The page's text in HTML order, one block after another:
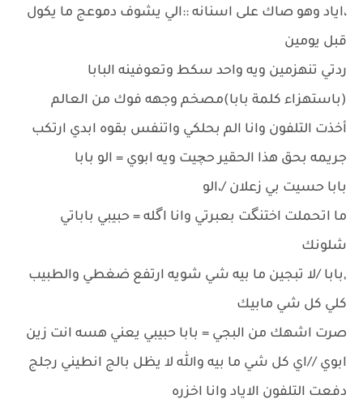
،اياد وهو صاك على اسنانه ::الي يشوف دموعج ما يكول
قبل يومين
ردتي تنهزمين ويه واحد سكط وتعوفينه البابا
(باستهزاء كلمة بابا)مصخم وجهه فوك من العالم
أخذت التلفون وانا الم بحلكي واتنفس بقوه ابدي ارتكب
جريمه بحق هذا الحقير حچيت ويه ابوي = الو بابا
بابا حسيت بي زعلان /،الو
ما اتحملت اختنگت بعبرتي وانا اگله = حبيبي باباتي
شلونك
,بابا /لا تبجين ما بيه شي شويه ارتفع ضغطي والطبيب
كلي كل شي مابيك
صرت اشهك من البجي = بابا حبيبي يعني هسه انت زين
ابوي //اي كل شي ما بيه والله لا يظل بالج انطيني رجلج
دفعت التلفون الاياد وانا اخزره